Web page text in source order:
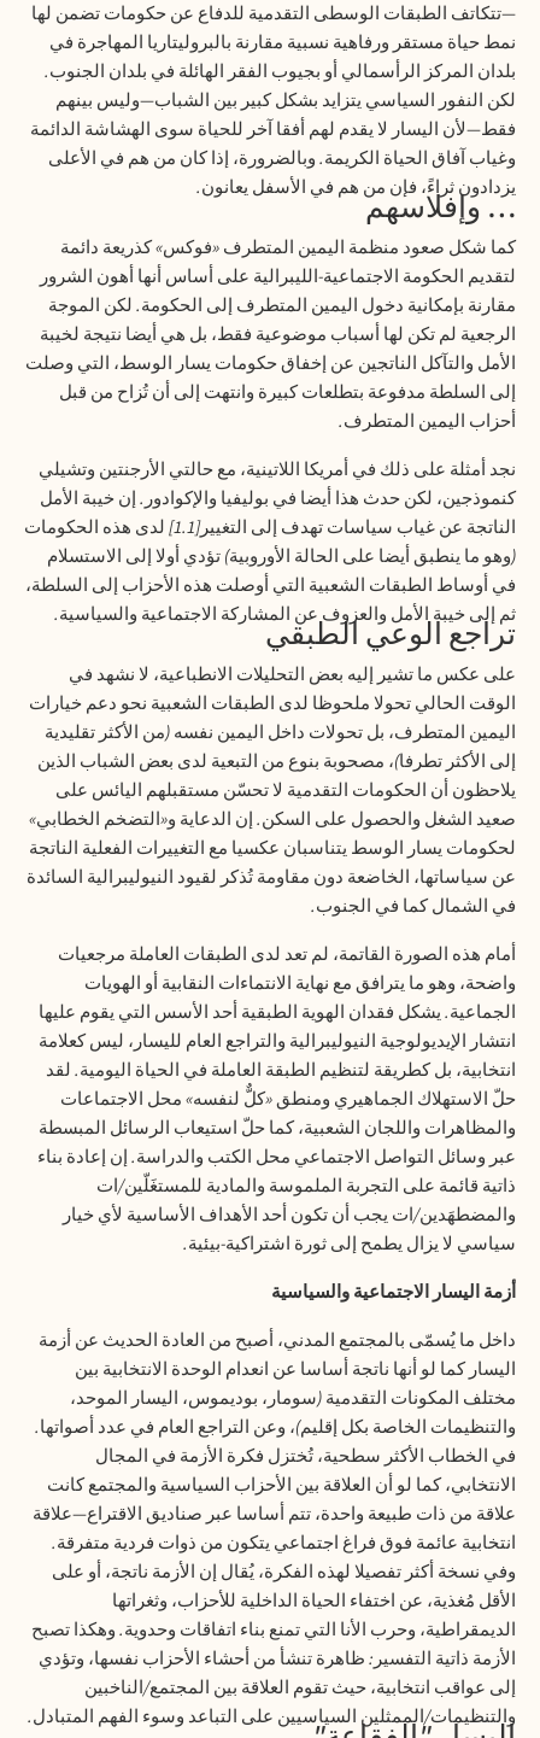
—تتكاتف الطبقات الوسطى التقدمية للدفاع عن حكومات تضمن لها
نمط حياة مستقر ورفاهية نسبية مقارنة بالبروليتاريا المهاجرة في
بلدان المركز الرأسمالي أو بجيوب الفقر الهائلة في بلدان الجنوب.
لكن النفور السياسي يتزايد بشكل كبير بين الشباب—وليس بينهم
فقط—لأن اليسار لا يقدم لهم أفقا آخر للحياة سوى الهشاشة الدائمة
وغياب آفاق الحياة الكريمة.وبالضرورة، إذا كان من هم في الأعلى
يزدادون ثراءً، فإن من هم في الأسفل يعانون. …وإفلاسهم
كما شكل صعود منظمة اليمين المتطرف«فوكس»كذريعة دائمة
لتقديم الحكومة الاجتماعية-الليبرالية على أساس أنها أهون الشرور
مقارنة بإمكانية دخول اليمين المتطرف إلى الحكومة.لكن الموجة
الرجعية لم تكن لها أسباب موضوعية فقط، بل هي أيضا نتيجة لخيبة
الأمل والتآكل الناتجين عن إخفاق حكومات يسار الوسط، التي وصلت
إلى السلطة مدفوعة بتطلعات كبيرة وانتهت إلى أن تُزاح من قبل
أحزاب اليمين المتطرف.
نجد أمثلة على ذلك في أمريكا اللاتينية، مع حالتي الأرجنتين وتشيلي
كنموذجين، لكن حدث هذا أيضا في بوليفيا والإكوادور .إن خيبة الأمل
الناتجة عن غياب سياسات تهدف إلى التغيير[1.1]
لدى هذه الحكومات
(وهو ما ينطبق أيضا على الحالة الأوروبية)تؤدي أولا إلى الاستسلام
في أوساط الطبقات الشعبية التي أوصلت هذه الأحزاب إلى السلطة،
ثم إلى خيبة الأمل والعزوف عن المشاركة الاجتماعية والسياسية. تراجع الوعي الطبقي
على عكس ما تشير إليه بعض التحليلات الانطباعية، لا نشهد في
الوقت الحالي تحولا ملحوظا لدى الطبقات الشعبية نحو دعم خيارات
اليمين المتطرف، بل تحولات داخل اليمين نفسه(من الأكثر تقليدية
إلى الأكثر تطرفا)، مصحوبة بنوع من التبعية لدى بعض الشباب الذين
يلاحظون أن الحكومات التقدمية لا تحسّن مستقبلهم اليائس على
صعيد الشغل والحصول على السكن.إن الدعاية و«التضخم الخطابي»
لحكومات يسار الوسط يتناسبان عكسيا مع التغييرات الفعلية الناتجة
عن سياساتها، الخاضعة دون مقاومة تُذكر لقيود النيوليبرالية السائدة
في الشمال كما في الجنوب.
أمام هذه الصورة القاتمة، لم تعد لدى الطبقات العاملة مرجعيات
واضحة، وهو ما يترافق مع نهاية الانتماءات النقابية أو الهويات
الجماعية.يشكل فقدان الهوية الطبقية أحد الأسس التي يقوم عليها
انتشار الإيديولوجية النيوليبرالية والتراجع العام لليسار، ليس كعلامة
انتخابية، بل كطريقة لتنظيم الطبقة العاملة في الحياة اليومية.لقد
حلّ الاستهلاك الجماهيري ومنطق«كلٌّ لنفسه»محل الاجتماعات
والمظاهرات واللجان الشعبية، كما حلّ استيعاب الرسائل المبسطة
عبر وسائل التواصل الاجتماعي محل الكتب والدراسة.إن إعادة بناء
ذاتية قائمة على التجربة الملموسة والمادية للمستغَلّين/ات
والمضطهَدين/ات يجب أن تكون أحد الأهداف الأساسية لأي خيار
سياسي لا يزال يطمح إلى ثورة اشتراكية-بيئية.
أزمة اليسار الاجتماعية والسياسية
داخل ما يُسمّى بالمجتمع المدني، أصبح من العادة الحديث عن أزمة
اليسار كما لو أنها ناتجة أساسا عن انعدام الوحدة الانتخابية بين
مختلف المكونات التقدمية(سومار، بوديموس، اليسار الموحد،
والتنظيمات الخاصة بكل إقليم)، وعن التراجع العام في عدد أصواتها.
في الخطاب الأكثر سطحية، تُختزل فكرة الأزمة في المجال
الانتخابي، كما لو أن العلاقة بين الأحزاب السياسية والمجتمع كانت
علاقة من ذات طبيعة واحدة، تتم أساسا عبر صناديق الاقتراع—علاقة
انتخابية عائمة فوق فراغ اجتماعي يتكون من ذوات فردية متفرقة.
وفي نسخة أكثر تفصيلا لهذه الفكرة، يُقال إن الأزمة ناتجة، أو على
الأقل مُغذية، عن اختفاء الحياة الداخلية للأحزاب، وثغراتها
الديمقراطية، وحرب الأنا التي تمنع بناء اتفاقات وحدوية.وهكذا تصبح
الأزمة ذاتية التفسير :ظاهرة تنشأ من أحشاء الأحزاب نفسها، وتؤدي
إلى عواقب انتخابية، حيث تقوم العلاقة بين المجتمع/الناخبين
والتنظيمات/الممثلين السياسيين على التباعد وسوء الفهم المتبادل.